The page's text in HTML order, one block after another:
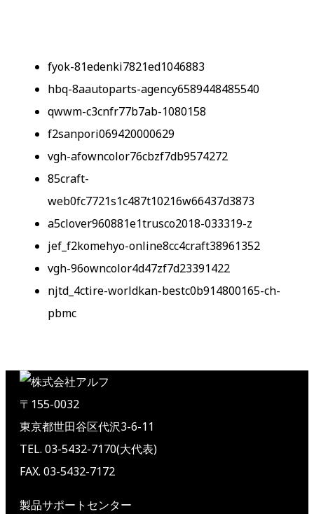
fyok-81edenki7821ed1046883
hbq-8aautoparts-agency6589448485540
qwwm-c3cnfr77b7ab-1080158
f2sanpori069420000629
vgh-afowncolor76cbzf7db9574272
85craft-
web0fc7721s1c487t10216w66437d3873
a5clover960881e1trusco2018-033319-z
jef_f2komehyo-online8cc4craft38961352
vgh-96owncolor4d47zf7d23391422
njtd_4ctire-worldkan-bestc0b914800165-ch-
pbmc
〒155-0032
東京都世田谷区代沢3-6-11
TEL. 03-5432-7170(大代表)
FAX. 03-5432-7172
製品サポートセンター